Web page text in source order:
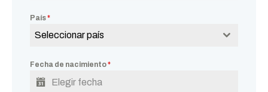
País*
Seleccionar país
Fecha de nacimiento*